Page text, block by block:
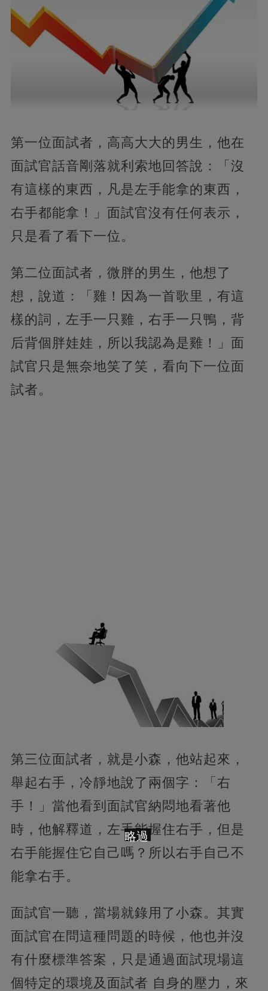
第一位面試者，高高大大的男生，他在
面試官話音剛落就利索地回答說：「沒
有這樣的東西，凡是左手能拿的東西，
右手都能拿！」面試官沒有任何表示，
只是看了看下一位。
第二位面試者，微胖的男生，他想了
想，說道：「雞！因為一首歌里，有這
樣的詞，左手一只雞，右手一只鴨，背
后背個胖娃娃，所以我認為是雞！」面
試官只是無奈地笑了笑，看向下一位面
試者。
第三位面試者，就是小森，他站起來，
舉起右手，冷靜地說了兩個字：「右
手！」當他看到面試官納悶地看著他
時，他解釋道，左手能握住右手，但是
右手能握住它自己嗎？所以右手自己不
能拿右手。
面試官一聽，當場就錄用了小森。其實
面試官在問這種問題的時候，他也并沒
有什麼標準答案，只是通過面試現場這
個特定的環境及面試者 自身的壓力，來
略過